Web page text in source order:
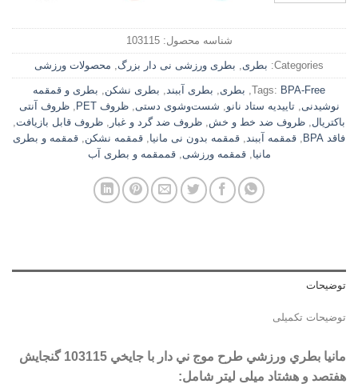
شناسه محصول:103115
Categories: بطری بطری ورزشی نی دار بزرگ محصولات ورزشی
Tags: BPA-Free بطری بطری آببند بطری نشکن
بطری و قمقمه
نوشیدنی ,تاییدیه ستاد نانو شست‌وشوی دستی ,ظروف PET ,ظروف آنتی
باکتریال ظروف ضد خط و خش ظروف ضد گرد و غبار ظروف قابل بازیافت
فاقد BPA
قمقمه آببند قمقمه بدون نی مانیا قمقمه نشکن قمقمه و بطری
مانیا ,قمقمه ورزشی ,قممقمه و بطری آب
توضیحات
توضیحات تکمیلی
مانیا بطري ورزشي طرح موج ني دار با جايخي 103115 گنجایش
هفتصد و هشتاد میلی لیتر شامل: